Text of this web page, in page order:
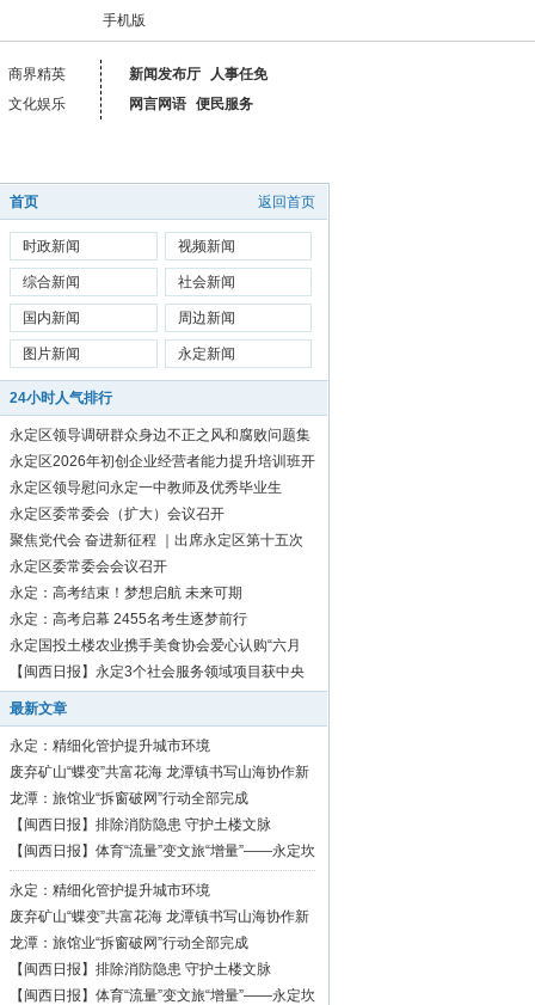
手机版
商界精英
文化娱乐
新闻发布厅
人事任免
网言网语 便民服务
返回首页
首页
时政新闻 视频新闻
综合新闻 社会新闻
国内新闻 周边新闻
图片新闻 永定新闻
24小时人气排行
永定区领导调研群众身边不正之风和腐败问题集
中整治工作
永定区2026年初创企业经营者能力提升培训班开
始报名啦！
永定区领导慰问永定一中教师及优秀毕业生
永定区委常委会（扩大）会议召开
聚焦党代会 奋进新征程 ｜出席永定区第十五次
党代会代表向大会报到
永定区委常委会会议召开
永定：高考结束！梦想启航 未来可期
永定：高考启幕 2455名考生逐梦前行
永定国投土楼农业携手美食协会爱心认购“六月
红”芋1500斤
【闽西日报】永定3个社会服务领域项目获中央
资金补助
最新文章
永定：精细化管护提升城市环境
废弃矿山“蝶变”共富花海 龙潭镇书写山海协作新
篇章
龙潭：旅馆业“拆窗破网”行动全部完成
【闽西日报】排除消防隐患 守护土楼文脉
【闽西日报】体育“流量”变文旅“增量”——永定坎
永定：精细化管护提升城市环境
废弃矿山“蝶变”共富花海 龙潭镇书写山海协作新
篇章
龙潭：旅馆业“拆窗破网”行动全部完成
【闽西日报】排除消防隐患 守护土楼文脉
【闽西日报】体育“流量”变文旅“增量”——永定坎